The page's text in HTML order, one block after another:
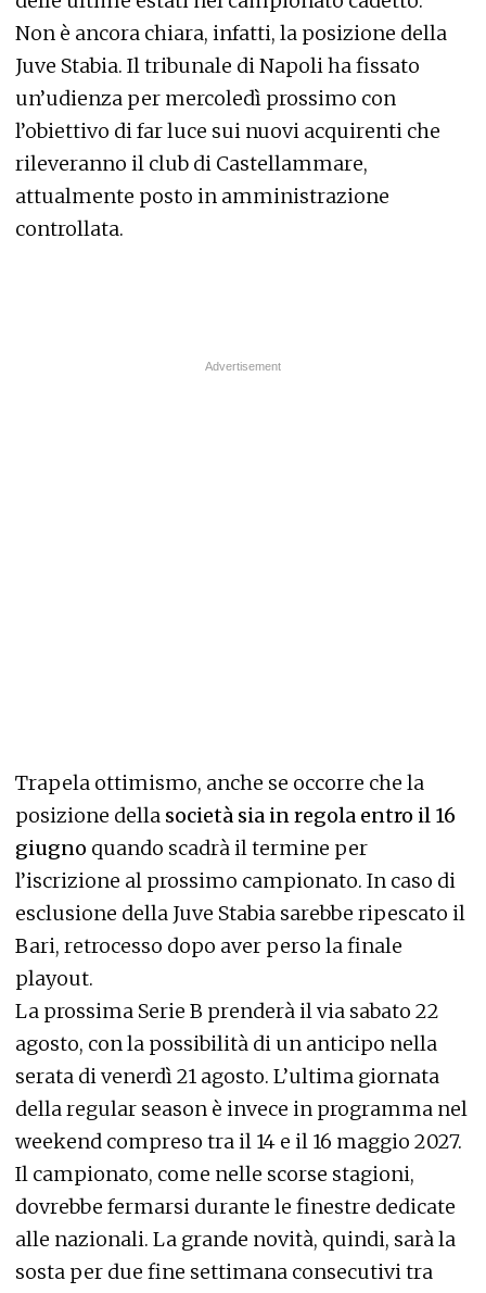
Non è ancora chiara, infatti, la posizione della
Juve Stabia. Il tribunale di Napoli ha fissato
un’udienza per mercoledì prossimo con
l’obiettivo di far luce sui nuovi acquirenti che
rileveranno il club di Castellammare,
attualmente posto in amministrazione
controllata.
Trapela ottimismo, anche se occorre che la
posizione della società sia in regola entro il 16
giugno quando scadrà il termine per
l’iscrizione al prossimo campionato. In caso di
esclusione della Juve Stabia sarebbe ripescato il
Bari, retrocesso dopo aver perso la finale
playout.
La prossima Serie B prenderà il via sabato 22
agosto, con la possibilità di un anticipo nella
serata di venerdì 21 agosto. L’ultima giornata
della regular season è invece in programma nel
weekend compreso tra il 14 e il 16 maggio 2027.
Il campionato, come nelle scorse stagioni,
dovrebbe fermarsi durante le finestre dedicate
alle nazionali. La grande novità, quindi, sarà la
sosta per due fine settimana consecutivi tra